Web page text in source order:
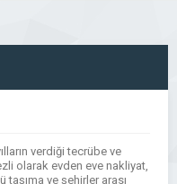
verdiği tecrübe ve
olarak evden eve nakliyat,
taşıma ve şehirler arası